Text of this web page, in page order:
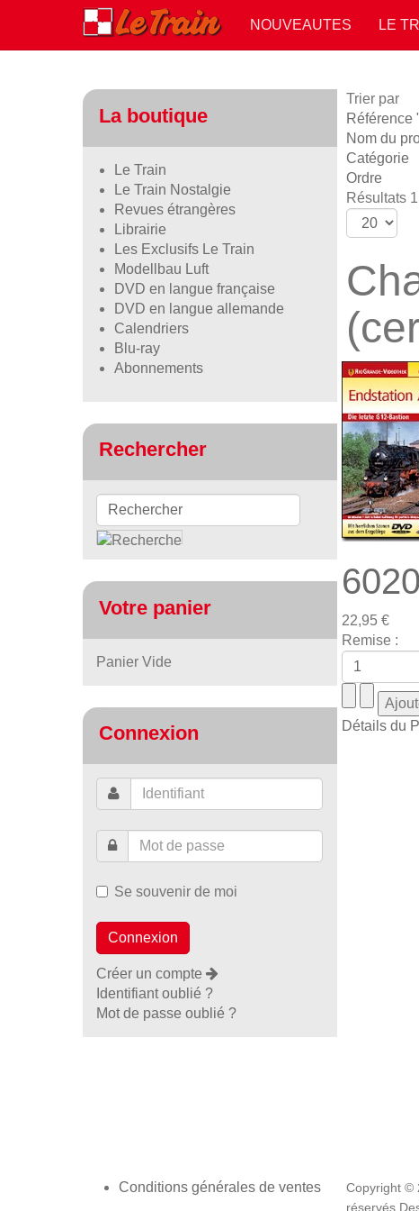
NOUVEAUTES LE
Trier par
Référence
Nom du
Catégorie
Ordre
Résultats
22,95 €
Remise :
Détails du
La boutique
Le Train
Le Train Nostalgie
Revues étrangères
Librairie
Les Exclusifs Le Train
Modellbau Luft
DVD en langue française
DVD en langue allemande
Calendriers
Blu-ray
Abonnements
Rechercher
Votre panier
Panier Vide
Connexion
Se souvenir de moi
Créer un compte
Identifiant oublié ?
Mot de passe oublié ?
Conditions générales de ventes
Copyright ©
réservés